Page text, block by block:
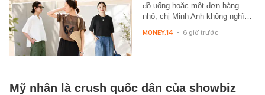
đồ uống hoặc một đơn hàng
nhỏ, chị Minh Anh không nghĩ…
MONEY.14 - 6 giờ trước
Mỹ nhân là crush quốc dân của showbiz